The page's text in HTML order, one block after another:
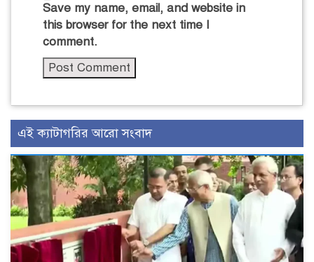
Save my name, email, and website in
this browser for the next time I
comment.
এই ক্যাটাগরির আরো সংবাদ